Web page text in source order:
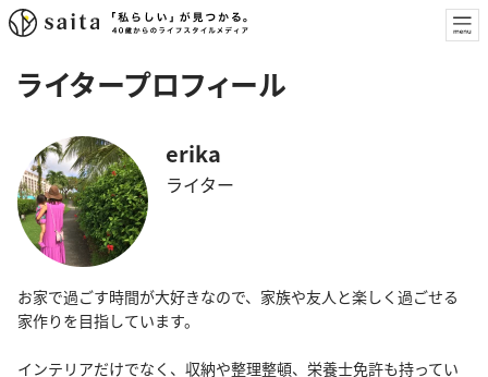
ライタープロフィール
erika
ライター
お家で過ごす時間が大好きなので、家族や友人と楽しく過ごせる
家作りを目指しています。
インテリアだけでなく、収納や整理整頓、栄養士免許も持ってい